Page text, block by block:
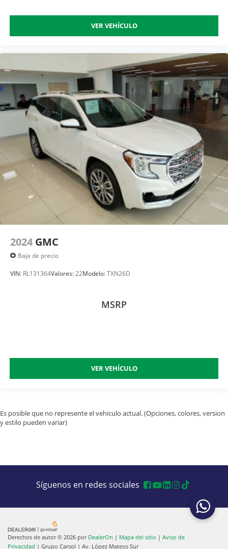
VER VEHÍCULO
2024 GMC
Baja de precio
VIN: RL131364Valores:22Modelo:TXN26D
MSRP
VER VEHÍCULO
Es posible que no represente el vehiculo actual. (Opciones, colores, version
y estilo pueden variar)
Síguenos en redes sociales
Derechos de autor © 2026 por DealerOn | Mapa del sitio | Aviso de
Privacidad | Grupo Carsol | Av. López Mateos Sur